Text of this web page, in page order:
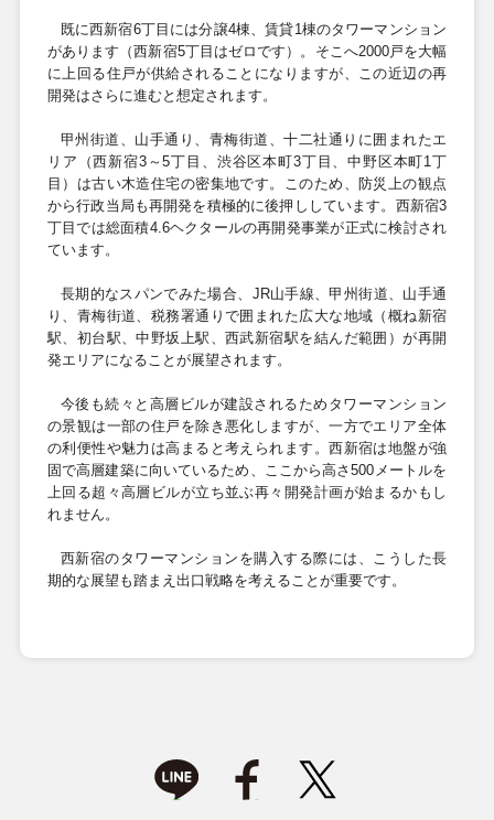
既に西新宿6丁目には分譲4棟、賃貸1棟のタワーマンション
があります（西新宿5丁目はゼロです）。そこへ2000戸を大幅
に上回る住戸が供給されることになりますが、この近辺の再
開発はさらに進むと想定されます。
甲州街道、山手通り、青梅街道、十二社通りに囲まれたエ
リア（西新宿3～5丁目、渋谷区本町3丁目、中野区本町1丁
目）は古い木造住宅の密集地です。このため、防災上の観点
から行政当局も再開発を積極的に後押ししています。西新宿3
丁目では総面積4.6ヘクタールの再開発事業が正式に検討され
ています。
長期的なスパンでみた場合、 JR山手線、甲州街道、山手通
り、青梅街道、税務署通りで囲まれた広大な地域（概ね新宿
駅、初台駅、中野坂上駅、西武新宿駅を結んだ範囲）が再開
発エリアになることが展望されます。
今後も続々と高層ビルが建設されるためタワーマンション
の景観は一部の住戸を除き悪化しますが、一方でエリア全体
の利便性や魅力は高まると考えられます。西新宿は地盤が強
固で高層建築に向いているため、ここから高さ500 メートルを
上回る超々高層ビルが立ち並ぶ再々開発計画が始まるかもし
れません。
西新宿のタワーマンションを購入する際には、こうした長
期的な展望も踏まえ出口戦略を考えることが重要です。